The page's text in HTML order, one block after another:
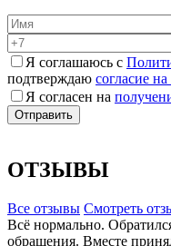
Я соглашаюсь с
подтверждаю согласие
Я согласен на
ОТЗЫВЫ
Все отзывы Cмотреть
Всё нормально.
обращения. Вместе